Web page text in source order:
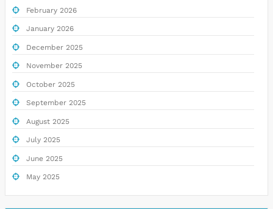
February 2026
January 2026
December 2025
November 2025
October 2025
September 2025
August 2025
July 2025
June 2025
May 2025